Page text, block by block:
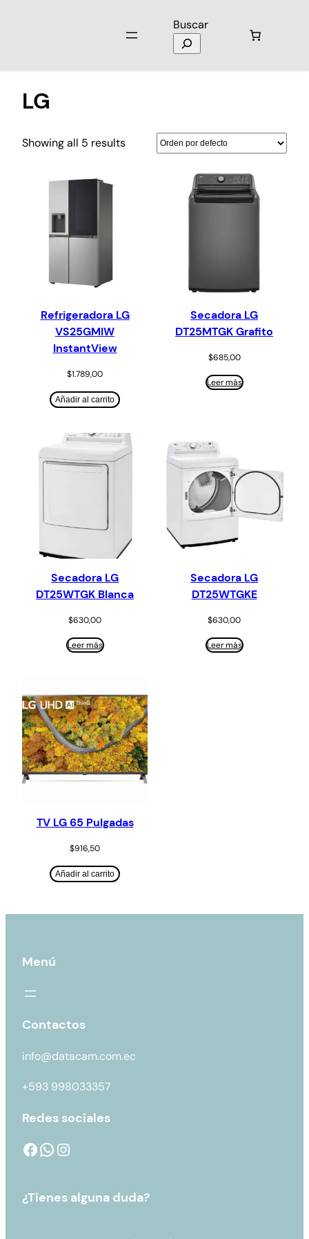
Buscar
LG
Showing all 5 results
Refrigeradora LG
VS25GMIW
InstantView
$1.789,00
Añadir al carrito
Secadora LG
DT25MTGK Grafito
$685,00
Leer más
Secadora LG
DT25WTGK Blanca
$630,00
Leer más
Secadora LG
DT25WTGKE
$630,00
Leer más
TV LG 65 Pulgadas
$916,50
Añadir al carrito
Menú
Contactos
info@datacam.com.ec
+593 998033357
Redes sociales
¿Tienes alguna duda?